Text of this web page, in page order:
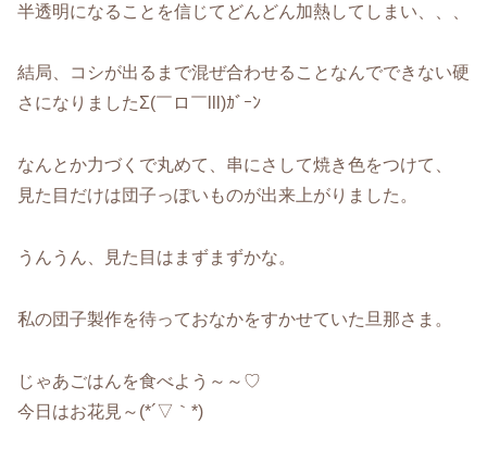
半透明になることを信じてどんどん加熱してしまい、、、
結局、コシが出るまで混ぜ合わせることなんでできない硬
さになりましたΣ(￣ロ￣lll)ｶﾞｰﾝ
なんとか力づくで丸めて、串にさして焼き色をつけて、
見た目だけは団子っぽいものが出来上がりました。
うんうん、見た目はまずまずかな。
私の団子製作を待っておなかをすかせていた旦那さま。
じゃあごはんを食べよう～～♡
今日はお花見～(*´▽｀*)